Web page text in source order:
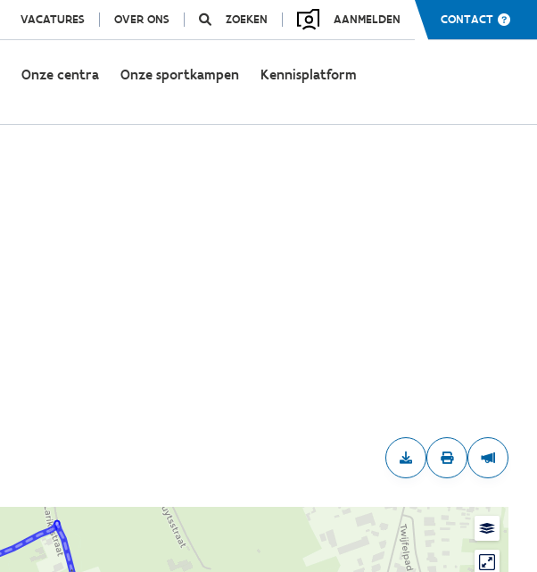
VACATURES OVER ONS ZOEKEN AANMELDEN CONTACT
Onze centra Onze sportkampen Kennisplatform